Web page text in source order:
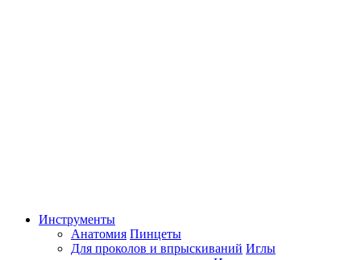
Инструменты
Анатомия Пинцеты
Для проколов и впрыскиваний Иглы